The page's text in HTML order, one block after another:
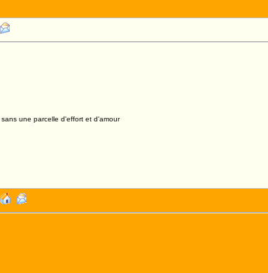
une parcelle d'effort et d'amour